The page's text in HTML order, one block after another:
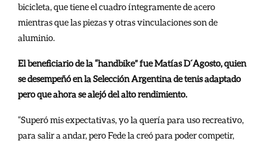
bicicleta, que tiene el cuadro íntegramente de acero
mientras que las piezas y otras vinculaciones son de
aluminio.
El beneficiario de la “handbike” fue Matías D´Agosto, quien
se desempeñó en la Selección Argentina de tenis adaptado
pero que ahora se alejó del alto rendimiento.
“Superó mis expectativas, yo la quería para uso recreativo,
para salir a andar, pero Fede la creó para poder competir,